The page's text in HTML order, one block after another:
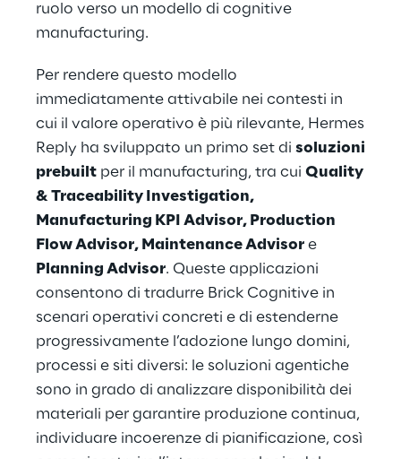
ruolo verso un modello di cognitive
manufacturing.
Per rendere questo modello
immediatamente attivabile nei contesti in
cui il valore operativo è più rilevante, Hermes
Reply ha sviluppato un primo set di soluzioni
prebuilt per il manufacturing, tra cui Quality
& Traceability Investigation,
Manufacturing KPI Advisor, Production
Flow Advisor, Maintenance Advisor e
Planning Advisor. Queste applicazioni
consentono di tradurre Brick Cognitive in
scenari operativi concreti e di estenderne
progressivamente l’adozione lungo domini,
processi e siti diversi: le soluzioni agentiche
sono in grado di analizzare disponibilità dei
materiali per garantire produzione continua,
individuare incoerenze di pianificazione, così